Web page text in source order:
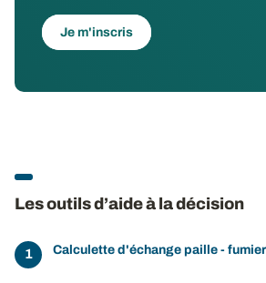
Je m'inscris
Les outils d’aide à la décision
Calculette d'échange paille - fumier